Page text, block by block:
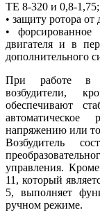
ТЕ 8-320 и 0,8-
• защиту ротора от
•
двигателя и в
дополнительного
При работе в
возбудители,
обеспечивают
напряжению или
Возбудитель
управления.
11, который
5, выполняет
ручном режиме.